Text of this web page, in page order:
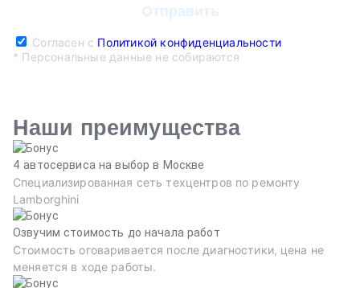
Согласен с Политикой конфиденциальности
* Персональные данные не собираются
Наши преимущества
4 автосервиса на выбор в Москве
Специализированная сеть техцентров по ремонту
Lamborghini
Озвучим стоимость до начала работ
Стоимость оговаривается после диагностики, цена не
меняется в ходе работы.